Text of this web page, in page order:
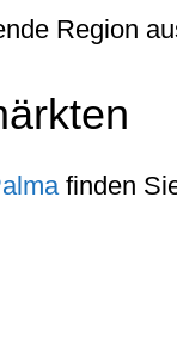
Region
finden